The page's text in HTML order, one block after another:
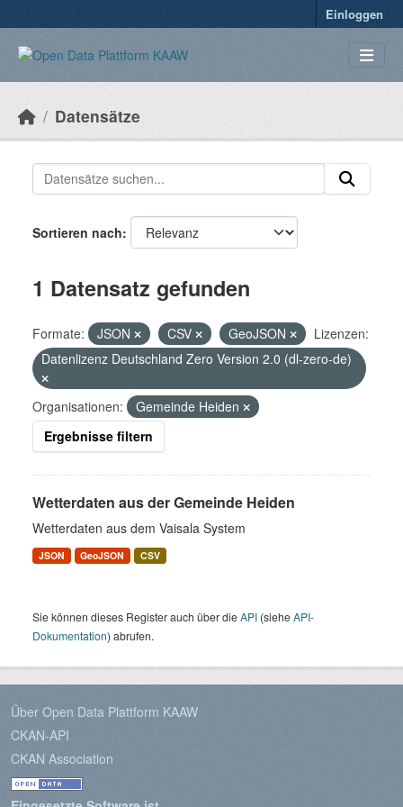
Einloggen
Datensätze
Sortieren nach
1 Datensatz gefunden
Formate: JSON CSV GeoJSON
Lizenzen:
Datenlizenz Deutschland Zero Version 2.0 (dl-zero-de)
Organisationen:
Gemeinde Heiden
Ergebnisse filtern
Wetterdaten aus der Gemeinde Heiden
Wetterdaten aus dem Vaisala System
JSON GeoJSON CSV
Sie können dieses Register auch über dieAPI (sieheAPI-
Dokumentation) abrufen.
Über Open Data Plattform KAAW
CKAN-API
CKAN Association